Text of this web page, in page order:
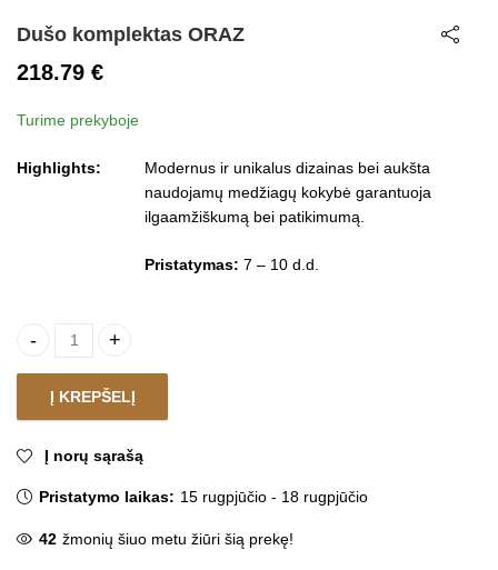
Dušo komplektas ORAZ
218.79 €
Turime prekyboje
Highlights:
Modernus ir unikalus dizainas bei aukšta
naudojamų medžiagų kokybė garantuoja
ilgaamžiškumą bei patikimumą.
Pristatymas: 7 – 10 d.d.
Dušo komplektas ORAZ quantity
Į KREPŠELĮ
Į norų sąrašą
Pristatymo laikas: 15 rugpjūčio - 18 rugpjūčio
42 žmonių šiuo metu žiūri šią prekę!